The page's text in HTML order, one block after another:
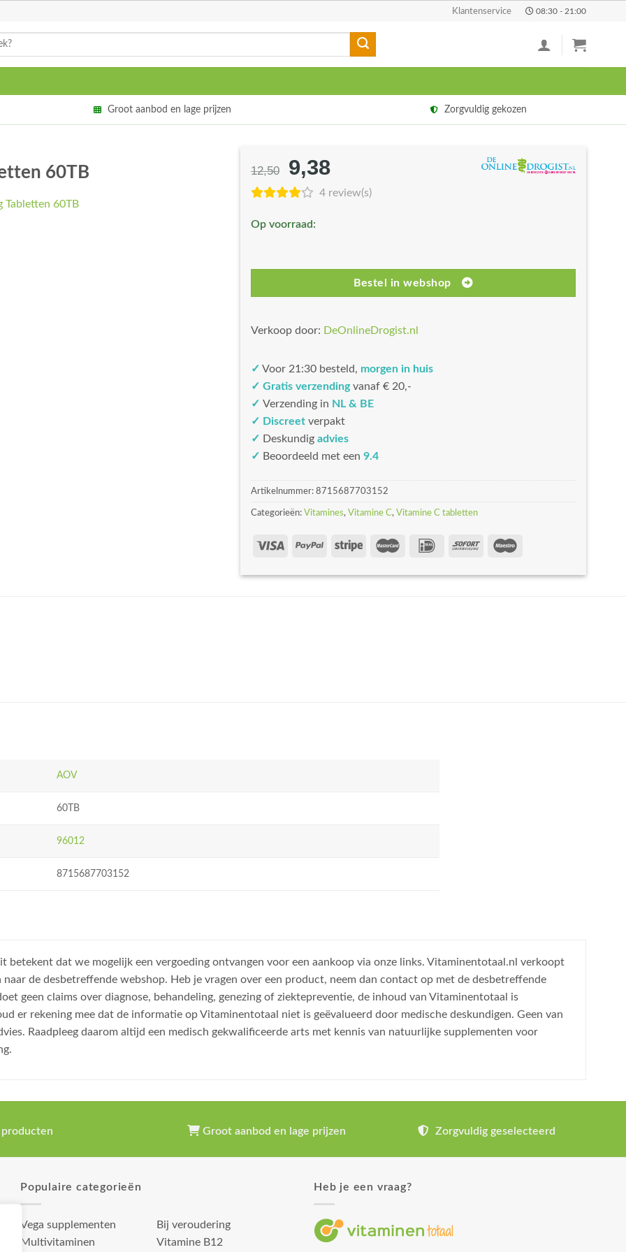
Klantenservice 08:30 - 21:00
Groot aanbod en lage prijzen Zorgvuldig gekozen
60TB 12,50
Oorspronkelijke
prijs
€12,50.
9,38Huidige
prijs
4 review(s)
Op voorraad:
Bestel in webshop
Verkoop door: DeOnlineDrogist.nl
✓ Voor 21:30 besteld, morgen in huis
✓ Gratis verzendingvanaf € 20,-
✓ Verzending in NL & BE
✓ Discreet verpakt
✓ Deskundig advies
✓ Beoordeeld met een 9.4
Artikelnummer: 8715687703152
Categorieën: Vitamines, Vitamine C, Vitamine C tabletten
AOV
60TB
96012
8715687703152
dat we mogelijk een vergoeding ontvangen voor een aankoop via onze links. Vitaminentotaal.nl verkoopt
de desbetreffende webshop. Heb je vragen over een product, neem dan contact op met de desbetreffende
geen claims over diagnose, behandeling, genezing of ziektepreventie, de inhoud van Vitaminentotaal is
er rekening mee dat de informatie op Vitaminentotaal niet is geëvalueerd door medische deskundigen. Geen van
Raadpleeg daarom altijd een medisch gekwalificeerde arts met kennis van natuurlijke supplementen voor
producten Groot aanbod en lage prijzen Zorgvuldig geselecteerd
Populaire categorieën
Vega supplementen
Multivitaminen
Bij veroudering
Vitamine B12
Heb je een vraag?